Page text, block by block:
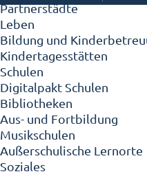
Partnerstädte
Leben
Bildung und
Kindertagesstätten
Schulen
Digitalpakt Schulen
Bibliotheken
Aus- und Fortbildung
Musikschulen
Außerschulische Lernorte
Soziales